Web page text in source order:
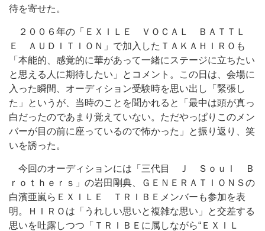
待を寄せた。
２００６年の「ＥＸＩＬＥ ＶＯＣＡＬ ＢＡＴＴＬ
Ｅ ＡＵＤＩＴＩＯＮ」で加入したＴＡＫＡＨＩＲＯも
「本能的、感覚的に華があって一緒にステージに立ちたい
と思える人に期待したい」とコメント。この日は、会場に
入った瞬間、オーディション受験時を思い出し「緊張し
た」というが、当時のことを聞かれると「最中は頭が真っ
白だったのであまり覚えていない。ただやっぱりこのメン
バーが目の前に座っているので怖かった」と振り返り、笑
いを誘った。
今回のオーディションには「三代目 Ｊ Ｓｏｕｌ Ｂ
ｒｏｔｈｅｒｓ」の岩田剛典、ＧＥＮＥＲＡＴＩＯＮＳの
白濱亜嵐らＥＸＩＬＥ ＴＲＩＢＥメンバーも参加を表
明。ＨＩＲＯは「うれしい思いと複雑な思い」と交差する
思いを吐露しつつ「ＴＲＩＢＥに属しながら“ＥＸＩＬ